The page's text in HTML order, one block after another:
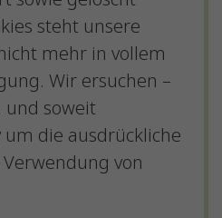
steht unsere
mehr in vollem
Wir ersuchen –
und soweit
die ausdrückliche
von